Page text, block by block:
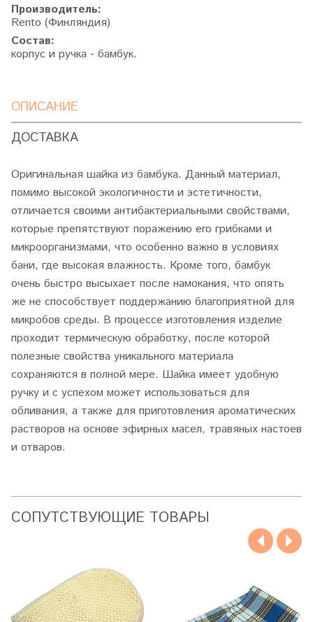
Производитель:
Rento (Финляндия)
Состав:
корпус и ручка - бамбук.
ОПИСАНИЕ
ДОСТАВКА
Оригинальная шайка из бамбука. Данный материал,
помимо высокой экологичности и эстетичности,
отличается своими антибактериальными свойствами,
которые препятствуют поражению его грибками и
микроорганизмами, что особенно важно в условиях
бани, где высокая влажность. Кроме того, бамбук
очень быстро высыхает после намокания, что опять
же не способствует поддержанию благоприятной для
микробов среды. В процессе изготовления изделие
проходит термическую обработку, после которой
полезные свойства уникального материала
сохраняются в полной мере. Шайка имеет удобную
ручку и с успехом может использоваться для
обливания, а также для приготовления ароматических
растворов на основе эфирных масел, травяных настоев
и отваров.
CОПУТСТВУЮЩИЕ ТОВАРЫ